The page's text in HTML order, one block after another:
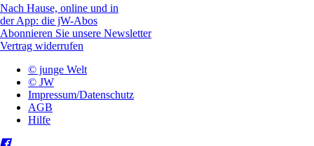
Nach Hause, online und in
der App: die jW-Abos
Abonnieren Sie unsere Newsletter
Vertrag widerrufen
© junge Welt
© JW
Impressum/Datenschutz
AGB
Hilfe